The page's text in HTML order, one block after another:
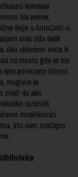
kreiranje
Na primer,
linije u AutoCAD-u,
stila zida (wall
Ako uklonimo vrata ili
na mestu gde je bio
njim povezano (otvori,
moguće je
znači da ako
različitih
modifikovati
što nam značajno